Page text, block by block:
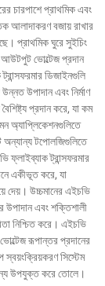
চারপাশে প্রাথমিক এবং
আলাদাকরণ বজায় রাখার
প্রাথমিক ঘুরে সুইচিং
আউটপুট ভোল্টেজ প্রদান
ডিজাইনগুলি
উপাদান এবং নির্মাণ
প্রদান করে, যা কম
অ্যাপ্লিকেশনগুলিতে
অন্যান্য টপোলজিগুলিতে
ফ্লাইব্যাক ট্রান্সফরমার
একীভূত করে, যা
দেয়। উচ্চমানের এইচভি
উপাদান এবং শক্তিশালী
নিশ্চিত করে। এইচভি
রূপান্তর প্রদানের
স্বয়ংক্রিয়করণ সিস্টেম
জন্য উপযুক্ত করে তোলে।